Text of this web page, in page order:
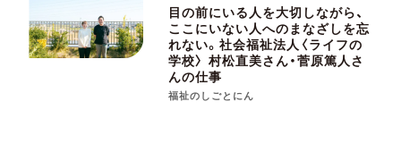
目の前にいる人を大切しながら、
ここにいない人へのまなざしを忘
れない。社会福祉法人〈ライフの
学校〉 村松直美さん・菅原篤人さ
んの仕事
福祉のしごとにん